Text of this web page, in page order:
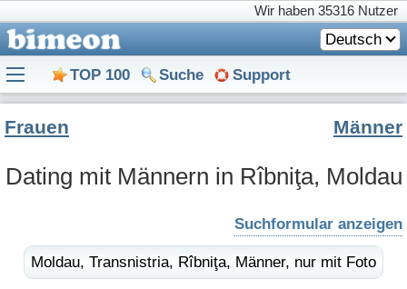
Wir haben 35316 Nutzer
Deutsch
TOP 100 Suche Support
Dating mit Männern in Rîbniţa, Moldau
Frauen Männer
Suchformular anzeigen
Moldau, Transnistria, Rîbniţa, Männer, nur mit Foto